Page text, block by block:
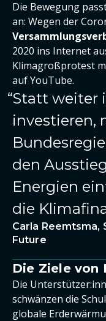
Die Bewegung
an: Wegen der
2020 ins Internet
Klimagroßprotest
auf YouTube.
Statt weiter
investieren,
den
Energien
die
Carla Reemtsma,
Future
Die Ziele von
Die
schwänzen die
globale